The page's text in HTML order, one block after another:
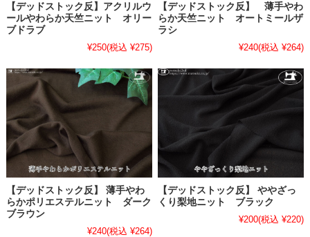
【デッドストック反】アクリルウ
ールやわらか天竺ニット オリー
ブドラブ
¥250(税込 ¥275)
【デッドストック反】 薄手やわ
らか天竺ニット オートミールザ
ラシ
¥240(税込 ¥264)
【デッドストック反】 薄手やわ
らかポリエステルニット ダーク
ブラウン
¥240(税込 ¥264)
【デッドストック反】 ややざっ
くり梨地ニット ブラック
¥200(税込 ¥220)